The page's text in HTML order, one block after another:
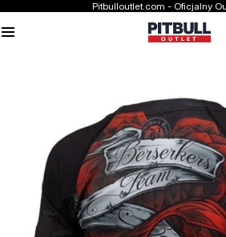
Pitbulloutlet.com - Oficjalny